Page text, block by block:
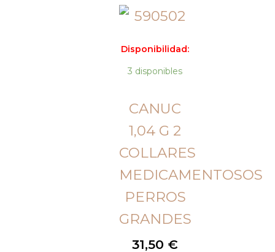
Disponibilidad:
3 disponibles
CANUC
1,04 G 2
COLLARES
MEDICAMENTOSOS
PERROS
GRANDES
31,50 €